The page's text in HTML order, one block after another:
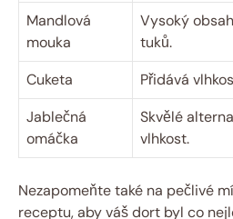
Mandlová
‌mouka
Vysoký
⁢tuků.
Cuketa
Přidává
Jablečná
omáčka
Skvělé
‍vlhkost.
Nezapomeňte také na pečlivé
receptu, aby váš dort⁤ byl co​